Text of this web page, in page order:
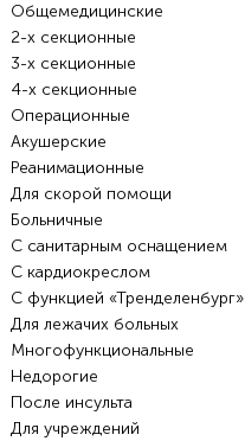
Общемедицинские
2-х секционные
3-х секционные
4-х секционные
Операционные
Акушерские
Реанимационные
Для скорой помощи
Больничные
С санитарным оснащением
С кардиокреслом
С функцией «Тренделенбург»
Для лежачих больных
Многофункциональные
Недорогие
После инсульта
Для учреждений